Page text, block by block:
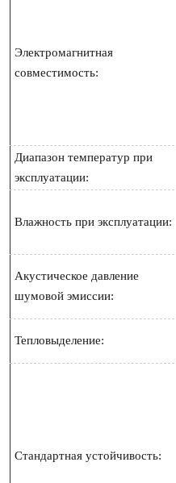
Электромагнитная
совместимость:
Диапазон температур при
эксплуатации:
Влажность при эксплуатации:
Акустическое давление
шумовой эмиссии:
Тепловыделение:
Стандартная устойчивость: